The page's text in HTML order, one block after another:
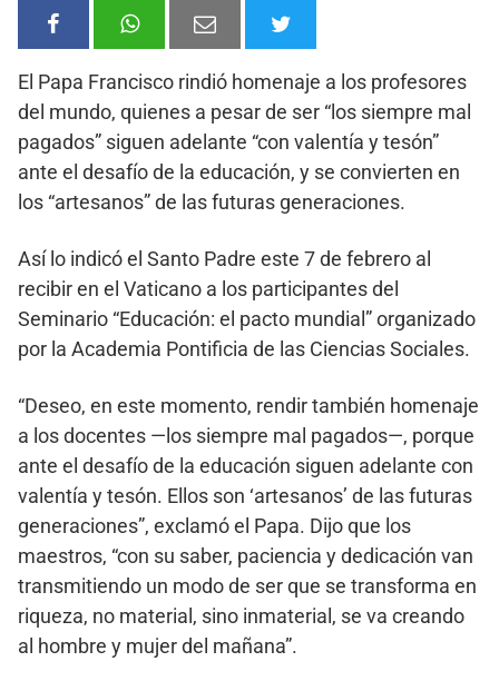
El Papa Francisco rindió homenaje a los profesores
del mundo, quienes a pesar de ser “los siempre mal
pagados” siguen adelante “con valentía y tesón”
ante el desafío de la educación, y se convierten en
los “artesanos” de las futuras generaciones.
Así lo indicó el Santo Padre este 7 de febrero al
recibir en el Vaticano a los participantes del
Seminario “Educación: el pacto mundial” organizado
por la Academia Pontificia de las Ciencias Sociales.
“Deseo, en este momento, rendir también homenaje
a los docentes —los siempre mal pagados—, porque
ante el desafío de la educación siguen adelante con
valentía y tesón. Ellos son ‘artesanos’ de las futuras
generaciones”, exclamó el Papa. Dijo que los
maestros, “con su saber, paciencia y dedicación van
transmitiendo un modo de ser que se transforma en
riqueza, no material, sino inmaterial, se va creando
al hombre y mujer del mañana”.